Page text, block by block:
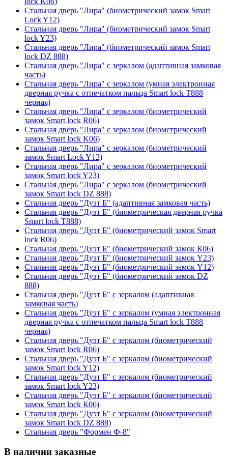
Стальная дверь "Лира" (биометрический замок Smart
Lock Y12)
Стальная дверь "Лира" (биометрический замок Smart
lock Y23)
Стальная дверь "Лира" (биометрический замок Smart
lock DZ 888)
Стальная дверь "Лира" с зеркалом (адаптивная замковая
часть)
Стальная дверь "Лира" с зеркалом (умная электронная
дверная ручка с отпечатком пальца Smart lock T888
черная)
Стальная дверь "Лира" с зеркалом (биометрический
замок Smart lock R06)
Стальная дверь "Лира" с зеркалом (биометрический
замок Smart lock K06)
Стальная дверь "Лира" с зеркалом (биометрический
замок Smart Lock Y12)
Стальная дверь "Лира" с зеркалом (биометрический
замок Smart lock Y23)
Стальная дверь "Лира" с зеркалом (биометрический
замок Smart lock DZ 888)
Стальная дверь "Дуэт Б" (адаптивная замковая часть)
Стальная дверь "Дуэт Б" (биометрическая дверная ручка
Smart lock T888)
Стальная дверь "Дуэт Б" (биометрический замок Smart
lock R06)
Стальная дверь "Дуэт Б" (биометрический замок К06)
Стальная дверь "Дуэт Б" (биометрический замок Y23)
Стальная дверь "Дуэт Б" (биометрический замок Y12)
Стальная дверь "Дуэт Б" (биометрический замок DZ
888)
Стальная дверь "Дуэт Б" с зеркалом (адаптивная
замковая часть)
Стальная дверь "Дуэт Б" с зеркалом (умная электронная
дверная ручка с отпечатком пальца Smart lock T888
черная)
Стальная дверь "Дуэт Б" с зеркалом (биометрический
замок Smart lock R06)
Стальная дверь "Дуэт Б" с зеркалом (биометрический
замок Smart lock Y12)
Стальная дверь "Дуэт Б" с зеркалом (биометрический
замок Smart lock Y23)
Стальная дверь "Дуэт Б" с зеркалом (биометрический
замок Smart lock К06)
Стальная дверь "Дуэт Б" с зеркалом (биометрический
замок Smart lock DZ 888)
Стальная дверь "Формен Ф-8"
В наличии заказные